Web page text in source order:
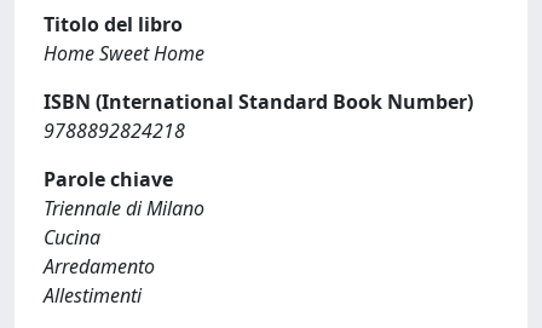
Titolo del libro
Home Sweet Home
ISBN (International Standard Book Number)
9788892824218
Parole chiave
Triennale di Milano
Cucina
Arredamento
Allestimenti